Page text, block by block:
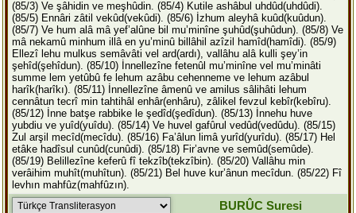
(85/3) Ve şâhidin ve meşhûdin. (85/4) Kutile ashâbul uhdûd(uhdûdi).
(85/5) Ennâri zâtil vekûd(vekûdi). (85/6) İzhum aleyhâ kuûd(kuûdun).
(85/7) Ve hum alâ mâ yef’alûne bil mu’minîne şuhûd(şuhûdun). (85/8) Ve
mâ nekamû minhum illâ en yu’minû billâhil azîzil hamîd(hamîdi). (85/9)
Ellezî lehu mulkus semâvâti vel ard(ardı), vallâhu alâ kulli şey’in
şehîd(şehîdun). (85/10) İnnellezîne fetenûl mu’minîne vel mu’minâti
summe lem yetûbû fe lehum azâbu cehenneme ve lehum azâbul
harîk(harîkı). (85/11) İnnellezîne âmenû ve amilus sâlihâti lehum
cennâtun tecrî min tahtihâl enhâr(enhâru), zâlikel fevzul kebîr(kebîru).
(85/12) İnne batşe rabbike le şedîd(şedîdun). (85/13) İnnehu huve
yubdiu ve yuîd(yuîdu). (85/14) Ve huvel gafûrul vedûd(vedûdu). (85/15)
Zul arşil mecîd(mecîdu). (85/16) Fa’âlun limâ yurîd(yurîdu). (85/17) Hel
etâke hadîsul cunûd(cunûdi). (85/18) Fir’avne ve semûd(semûde).
(85/19) Belillezîne keferû fî tekzîb(tekzîbin). (85/20) Vallâhu min
verâihim muhît(muhîtun). (85/21) Bel huve kur’ânun mecîdun. (85/22) Fî
levhın mahfûz(mahfûzın).
BURÛC Suresi